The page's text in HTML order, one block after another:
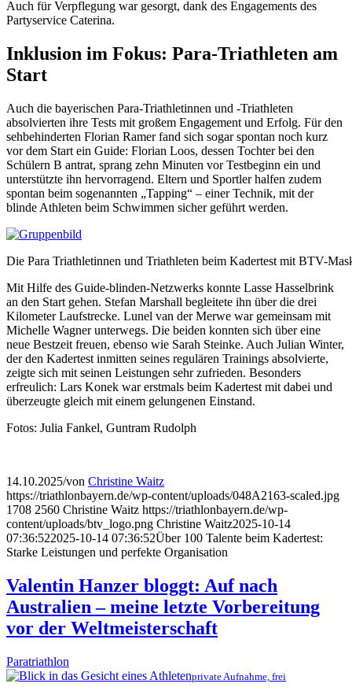
Auch für Verpflegung war gesorgt, dank des Engagements des
Partyservice Caterina.
Inklusion im Fokus: Para-Triathleten am
Start
Auch die bayerischen Para-Triathletinnen und -Triathleten
absolvierten ihre Tests mit großem Engagement und Erfolg. Für den
sehbehinderten Florian Ramer fand sich sogar spontan noch kurz
vor dem Start ein Guide: Florian Loos, dessen Tochter bei den
Schülern B antrat, sprang zehn Minuten vor Testbeginn ein und
unterstützte ihn hervorragend. Eltern und Sportler halfen zudem
spontan beim sogenannten „Tapping“ – einer Technik, mit der
blinde Athleten beim Schwimmen sicher geführt werden.
Die Para Triathletinnen und Triathleten beim Kadertest mit BTV-
Mit Hilfe des Guide-blinden-Netzwerks konnte Lasse Hasselbrink
an den Start gehen. Stefan Marshall begleitete ihn über die drei
Kilometer Laufstrecke. Lunel van der Merwe war gemeinsam mit
Michelle Wagner unterwegs. Die beiden konnten sich über eine
neue Bestzeit freuen, ebenso wie Sarah Steinke. Auch Julian Winter,
der den Kadertest inmitten seines regulären Trainings absolvierte,
zeigte sich mit seinen Leistungen sehr zufrieden. Besonders
erfreulich: Lars Konek war erstmals beim Kadertest mit dabei und
überzeugte gleich mit einem gelungenen Einstand.
Fotos: Julia Fankel, Guntram Rudolph
14.10.2025/von Christine Waitz
https://triathlonbayern.de/wp-content/uploads/048A2163-scaled.jpg
1708 2560 Christine Waitz https://triathlonbayern.de/wp-
content/uploads/btv_logo.png Christine Waitz2025-10-14
07:36:522025-10-14 07:36:52Über 100 Talente beim Kadertest:
Starke Leistungen und perfekte Organisation
Valentin Hanzer bloggt: Auf nach
Australien – meine letzte Vorbereitung
vor der Weltmeisterschaft
Paratriathlon
private Aufnahme, frei